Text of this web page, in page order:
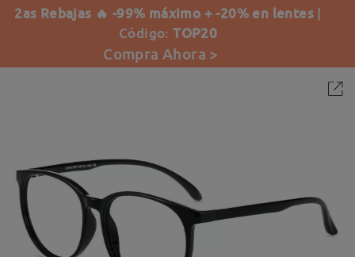
2as Rebajas 🔥 -99% máximo + -20% en lentes |
Código:TOP20
Compra Ahora >